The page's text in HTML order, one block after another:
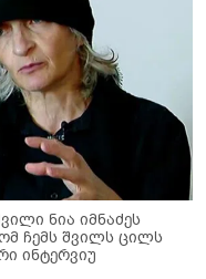
ნია იმნაძეს
ჩემს შვილს ცილს
ინტერვიუ